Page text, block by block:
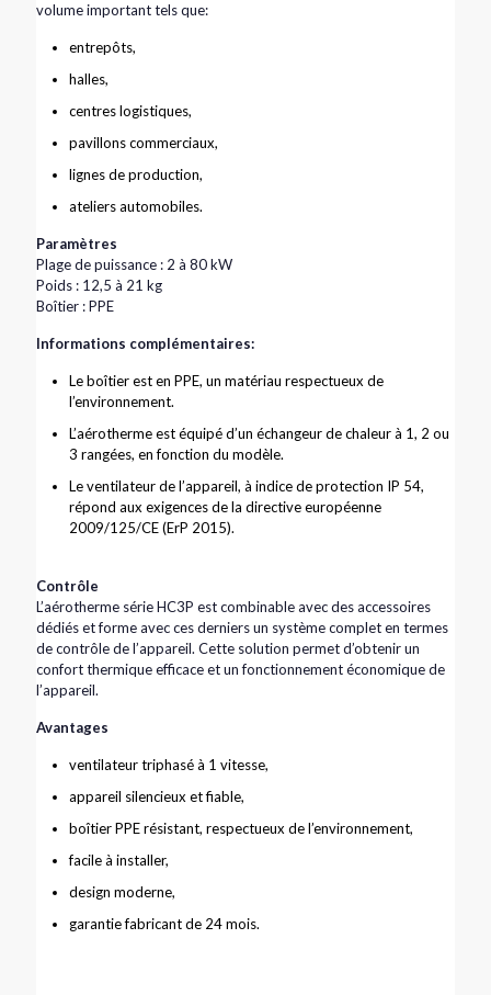
volume important tels que:
entrepôts,
halles,
centres logistiques,
pavillons commerciaux,
lignes de production,
ateliers automobiles.
Paramètres
Plage de puissance : 2 à 80 kW
Poids : 12,5 à 21 kg
Boîtier : PPE
Informations complémentaires:
Le boîtier est en PPE, un matériau respectueux de
l’environnement.
L’aérotherme est équipé d’un échangeur de chaleur à 1, 2 ou
3 rangées, en fonction du modèle.
Le ventilateur de l’appareil, à indice de protection IP 54,
répond aux exigences de la directive européenne
2009/125/CE (ErP 2015).
Contrôle
L’aérotherme série HC3P est combinable avec des accessoires
dédiés et forme avec ces derniers un système complet en termes
de contrôle de l’appareil. Cette solution permet d’obtenir un
confort thermique efficace et un fonctionnement économique de
l’appareil.
Avantages
ventilateur triphasé à 1 vitesse,
appareil silencieux et fiable,
boîtier PPE résistant, respectueux de l’environnement,
facile à installer,
design moderne,
garantie fabricant de 24 mois.